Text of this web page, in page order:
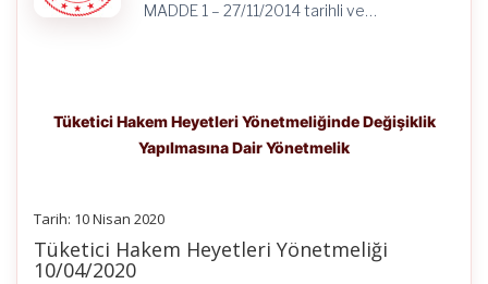
MADDE 1 – 27/11/2014 tarihli ve…
Tüketici Hakem Heyetleri Yönetmeliğinde Değişiklik
Yapılmasına Dair Yönetmelik
Tarih: 10 Nisan 2020
Tüketici Hakem Heyetleri Yönetmeliği
10/04/2020